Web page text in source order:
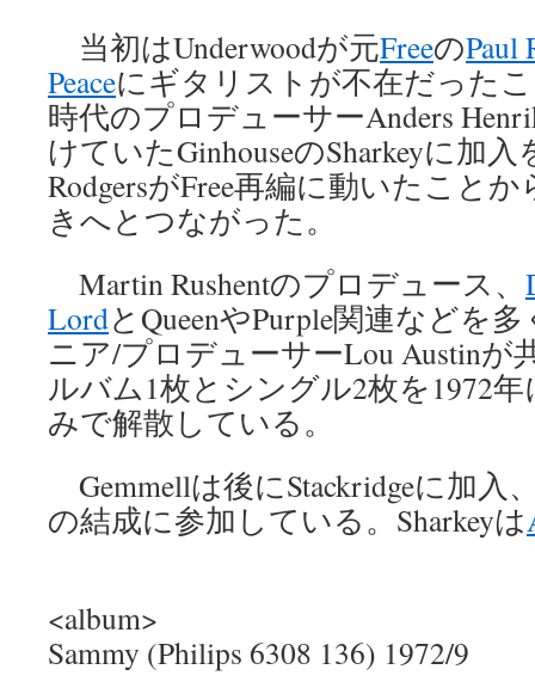
当初はUnderwoodが元FreeのPaul
Peaceにギタリストが不在だった
時代のプロデューサーAnders
けていたGinhouseのSharkeyに加
RodgersがFree再編に動いたこと
きへとつながった。
Martin Rushentのプロデュース、
LordとQueenやPurple関連などを
ニア/プロデューサーLou Austinが
ルバム1枚とシングル2枚を1972
みで解散している。
Gemmellは後にStackridgeに加入
の結成に参加している。Sharkeyは
<album>
Sammy (Philips 6308 136) 1972/9